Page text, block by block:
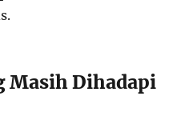
Masih Dihadapi